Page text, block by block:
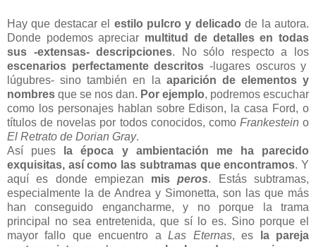
Hay que destacar el estilo pulcro y delicado de la autora.
Donde podemos apreciar multitud de detalles en todas
sus -extensas- descripciones. No sólo respecto a los
escenarios perfectamente descritos -lugares oscuros y
lúgubres- sino también en la aparición de elementos y
nombres que se nos dan. Por ejemplo, podremos escuchar
como los personajes hablan sobre Edison, la casa Ford, o
títulos de novelas por todos conocidos, como Frankestein o
El Retrato de Dorian Gray.
Así pues
la época y ambientación me ha parecido
exquisitas, así como las subtramas que encontramos. Y
aquí es donde empiezan misperos. Estás subtramas,
especialmente la de Andrea y Simonetta, son las que más
han conseguido engancharme, y no porque la trama
principal no sea entretenida, que sí lo es. Sino porque el
mayor fallo que encuentro aLas Eternas, es
la pareja